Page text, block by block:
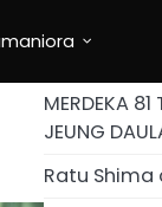
MERDEKA
JEUNG
Ratu Shima